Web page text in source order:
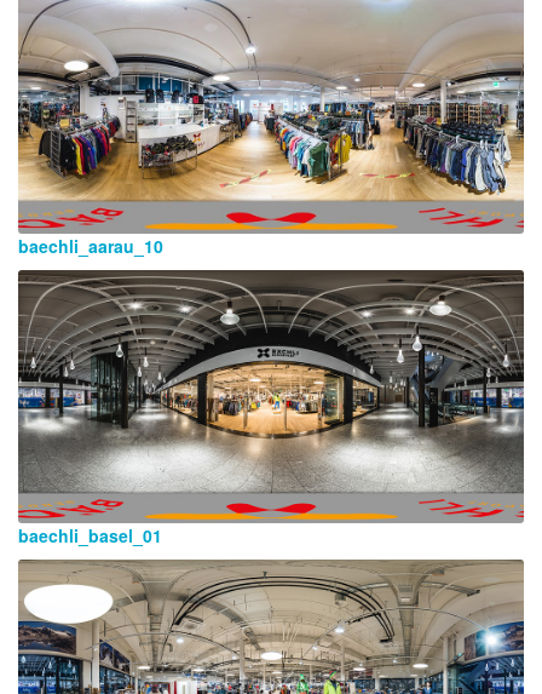
baechli_aarau_10
baechli_basel_01